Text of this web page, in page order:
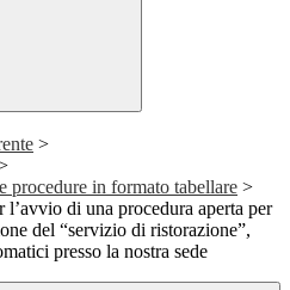
>
procedure in formato tabellare >
l’avvio di una procedura aperta per
del “servizio di ristorazione”,
presso la nostra sede